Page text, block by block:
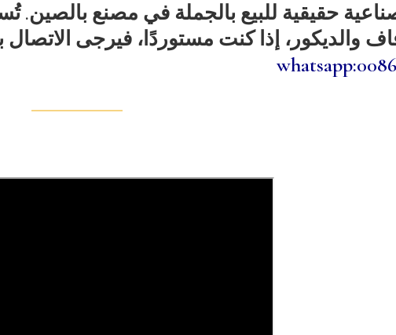
حقيقية للبيع بالجملة في مصنع
والديكور، إذا كنت مستوردًا، فيرجى الاتصال